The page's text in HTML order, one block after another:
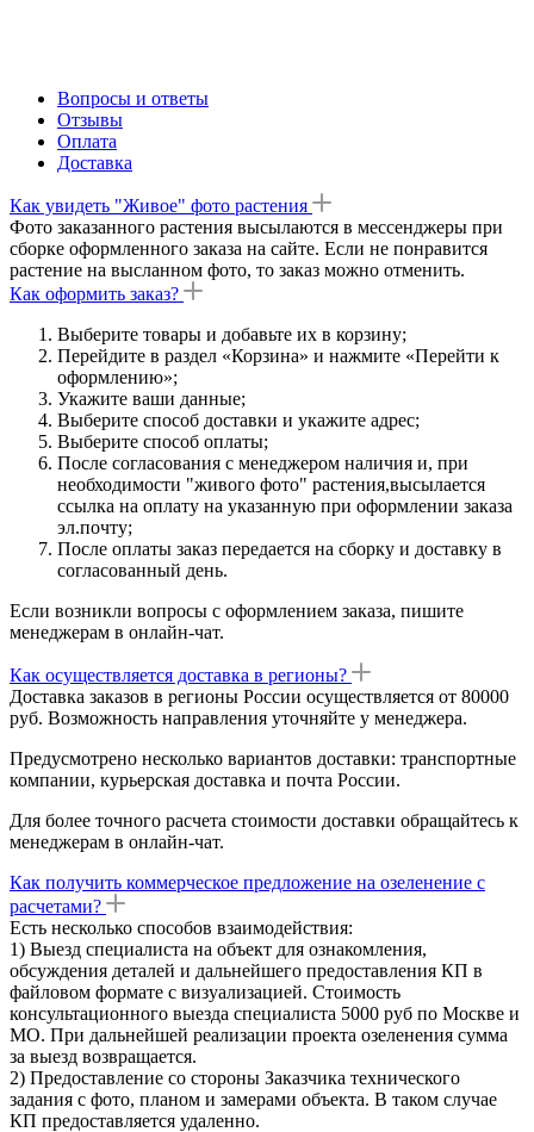
Вопросы и ответы
Отзывы
Оплата
Доставка
Как увидеть "Живое" фото растения
Фото заказанного растения высылаются в мессенджеры при
сборке оформленного заказа на сайте. Если не понравится
растение на высланном фото, то заказ можно отменить.
Как оформить заказ?
Выберите товары и добавьте их в корзину;
Перейдите в раздел «Корзина» и нажмите «Перейти к
оформлению»;
Укажите ваши данные;
Выберите способ доставки и укажите адрес;
Выберите способ оплаты;
После согласования с менеджером наличия и, при
необходимости "живого фото" растения,высылается
ссылка на оплату на указанную при оформлении заказа
эл.почту;
После оплаты заказ передается на сборку и доставку в
согласованный день.
Если возникли вопросы с оформлением заказа, пишите
менеджерам в онлайн-чат.
Как осуществляется доставка в регионы?
Доставка заказов в регионы России осуществляется от 80000
руб. Возможность направления уточняйте у менеджера.
Предусмотрено несколько вариантов доставки: транспортные
компании, курьерская доставка и почта России.
Для более точного расчета стоимости доставки обращайтесь к
менеджерам в онлайн-чат.
Как получить коммерческое предложение на озеленение с
расчетами?
Есть несколько способов взаимодействия:
1) Выезд специалиста на объект для ознакомления,
обсуждения деталей и дальнейшего предоставления КП в
файловом формате с визуализацией. Стоимость
консультационного выезда специалиста 5000 руб по Москве и
МО. При дальнейшей реализации проекта озеленения сумма
за выезд возвращается.
2) Предоставление со стороны Заказчика технического
задания с фото, планом и замерами объекта. В таком случае
КП предоставляется удаленно.